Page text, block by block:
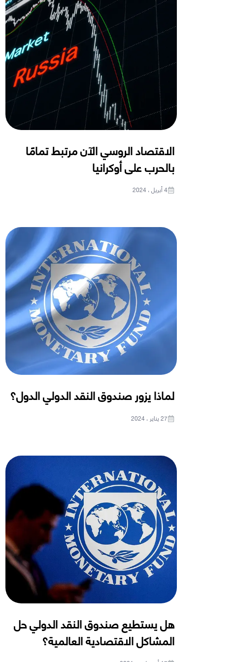
الاقتصاد الروسي الآن مرتبط تمامًا
بالحرب على أوكرانيا
4 أبريل ، 2024
لماذا يزور صندوق النقد الدولي الدول؟
27 يناير ، 2024
هل يستطيع صندوق النقد الدولي حل
المشاكل الاقتصادية العالمية؟